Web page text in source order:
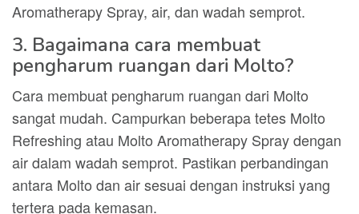
Aromatherapy Spray, air, dan wadah semprot.
3. Bagaimana cara membuat
pengharum ruangan dari Molto?
Cara membuat pengharum ruangan dari Molto
sangat mudah. Campurkan beberapa tetes Molto
Refreshing atau Molto Aromatherapy Spray dengan
air dalam wadah semprot. Pastikan perbandingan
antara Molto dan air sesuai dengan instruksi yang
tertera pada kemasan.